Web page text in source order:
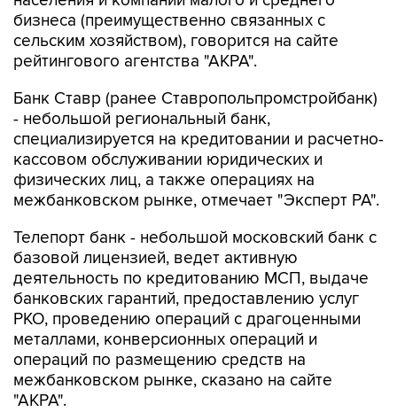
бизнеса (преимущественно связанных с
сельским хозяйством), говорится на сайте
рейтингового агентства "АКРА".
Банк Ставр (ранее Ставропольпромстройбанк)
- небольшой региональный банк,
специализируется на кредитовании и расчетно-
кассовом обслуживании юридических и
физических лиц, а также операциях на
межбанковском рынке, отмечает "Эксперт РА".
Телепорт банк - небольшой московский банк с
базовой лицензией, ведет активную
деятельность по кредитованию МСП, выдаче
банковских гарантий, предоставлению услуг
РКО, проведению операций с драгоценными
металлами, конверсионных операций и
операций по размещению средств на
межбанковском рынке, сказано на сайте
"АКРА".